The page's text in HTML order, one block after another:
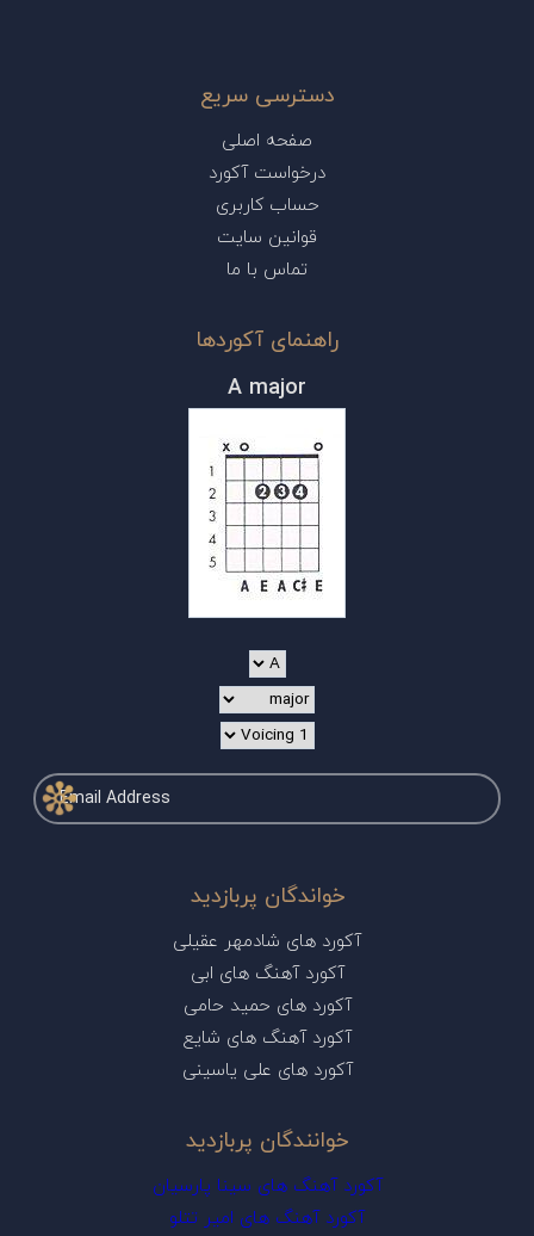
دسترسی سریع
صفحه اصلی
درخواست آکورد
حساب کاربری
قوانین سایت
تماس با ما
راهنمای آکوردها
A major
خواندگان پربازدید
آکورد های شادمهر عقیلی
آکورد آهنگ های ابی
آکورد های حمید حامی
آکورد آهنگ های شایع
آکورد های علی یاسینی
خوانندگان پربازدید
آکورد آهنگ های سینا پارسیان
آکورد آهنگ های امیر تتلو